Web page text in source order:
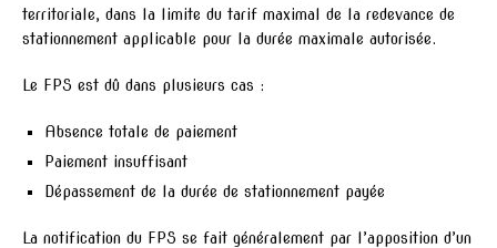
territoriale, dans la limite du tarif maximal de la redevance de
stationnement applicable pour la durée maximale autorisée.
Le FPS est dû dans plusieurs cas :
Absence totale de paiement
Paiement insuffisant
Dépassement de la durée de stationnement payée
La notification du FPS se fait généralement par l’apposition d’un